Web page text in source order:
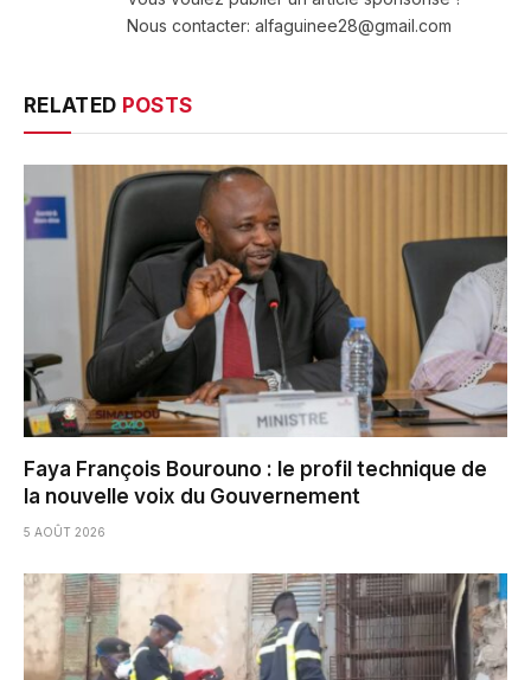
Nous contacter: alfaguinee28@gmail.com
RELATED POSTS
Faya François Bourouno : le profil technique de
la nouvelle voix du Gouvernement
5 AOÛT 2026